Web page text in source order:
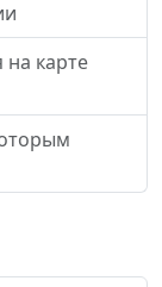
карте